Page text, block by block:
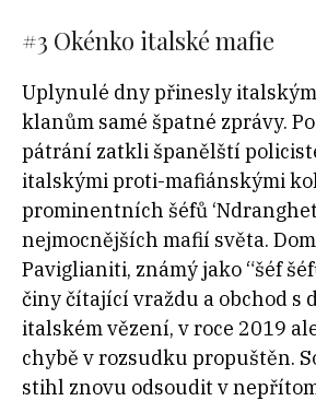
#3 Okénko italské mafie
Uplynulé dny přinesly
klanům samé špatné zprávy.
pátrání zatkli španělští
italskými proti-mafiánskými
prominentních šéfů
nejmocnějších mafií světa.
Paviglianiti, známý jako “šéf
činy čítající vraždu a obchod s
italském vězení, v roce 2019
chybě v rozsudku propuštěn.
stihl znovu odsoudit v